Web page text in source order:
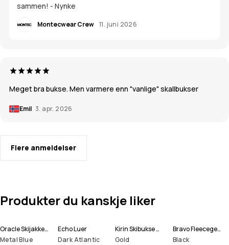
sammen! - Nynke
Montecwear Crew 11. juni 2026
Meget bra bukse. Men varmere enn "vanlige" skallbukser
Emil 3. apr. 2026
Flere anmeldelser
Produkter du kanskje liker
Oracle Skijakke Herre
Metal Blue
Echo Luer
Dark Atlantic
Kirin Skibukse Herre
Gold
Bravo Fleecegenser Herre
Black